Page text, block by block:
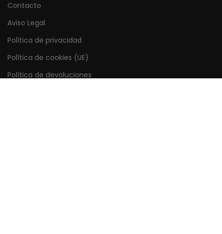
Contacto
Aviso Legal
Política de privacidad
Política de cookies (UE)
Política de devoluciones